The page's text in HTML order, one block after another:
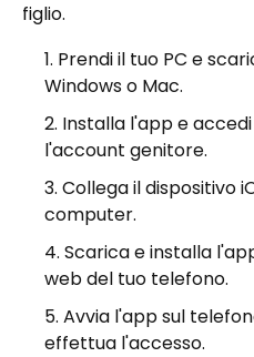
figlio.
Prendi il tuo PC e
Windows o Mac.
Installa l'app e
l'account genitore.
Collega il dispositivo
computer.
Scarica e installa
web del tuo telefono.
Avvia l'app sul
effettua l'accesso.